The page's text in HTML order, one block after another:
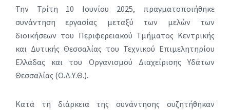
Την Τρίτη 10 Ιουνίου 2025, πραγματοποιήθηκε
συνάντηση εργασίας μεταξύ των μελών των
διοικήσεων του Περιφερειακού Τμήματος Κεντρικής
και Δυτικής Θεσσαλίας του Τεχνικού Επιμελητηρίου
Ελλάδας και του Οργανισμού Διαχείρισης Υδάτων
Θεσσαλίας (Ο.Δ.Υ.Θ.).
Κατά τη διάρκεια της συνάντησης συζητήθηκαν